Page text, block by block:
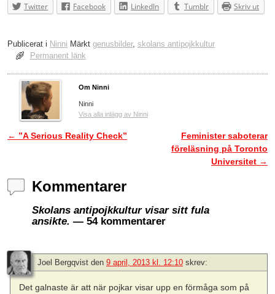
Twitter Facebook LinkedIn Tumblr Skriv ut
Publicerat i Ninni Märkt genusbilder, skolans antipojkkultur
Permanent länk
Om Ninni
Ninni
Visa alla inlägg av Ninni
Inläggsnavigering
← ”A Serious Reality Check”
Feminister saboterar
föreläsning på Toronto
Universitet →
Kommentarer
Skolans antipojkkultur visar sitt fula
ansikte. — 54 kommentarer
Joel Bergqvist den 9 april, 2013 kl. 12:10 skrev:
Det galnaste är att när pojkar visar upp en förmåga som på